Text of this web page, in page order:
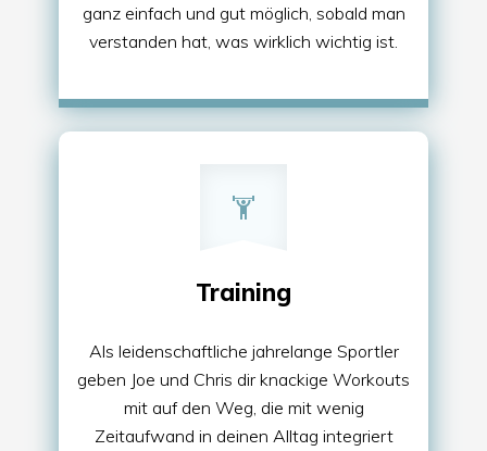
ganz einfach und gut möglich, sobald man
verstanden hat, was wirklich wichtig ist.
Training
Als leidenschaftliche jahrelange Sportler
geben Joe und Chris dir knackige Workouts
mit auf den Weg, die mit wenig
Zeitaufwand in deinen Alltag integriert